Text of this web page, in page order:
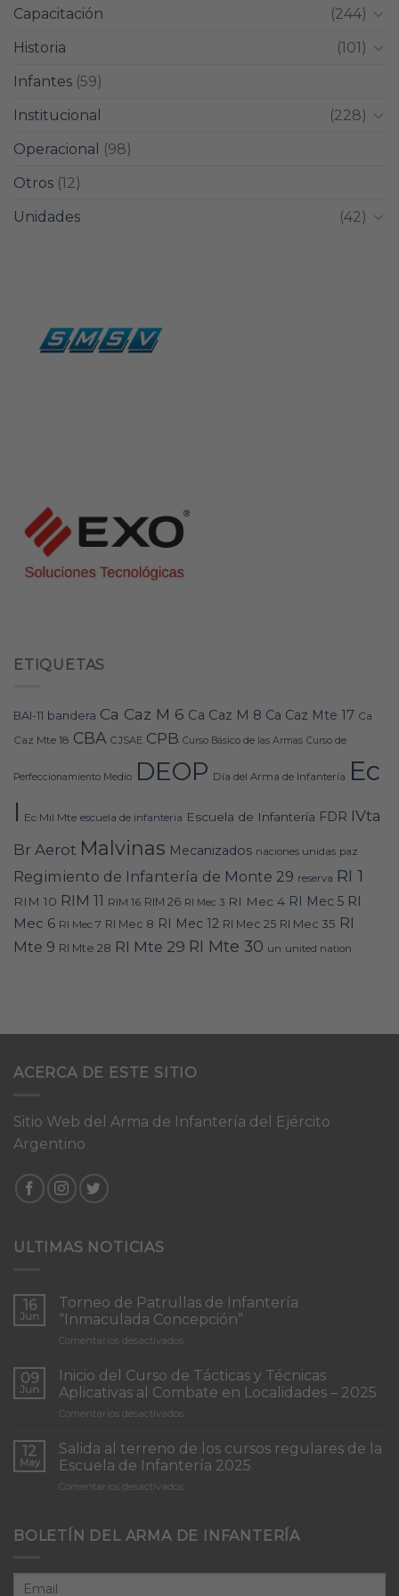
Capacitación
(244)
Historia
(101)
Infantes (59)
Institucional
(228)
Operacional
(98)
Otros (12)
Unidades
(42)
ETIQUETAS
BAI-11 bandera Ca Caz M 6 Ca Caz M 8 Ca Caz Mte 17 Ca
Caz Mte 18 CBA CJSAE CPB Curso Básico de las Armas Curso de
Perfeccionamiento Medio DEOP Día del Arma de Infantería Ec
I Ec Mil Mte escuela de infanteria Escuela de Infantería FDR IVta
Br Aerot Malvinas Mecanizados naciones unidas paz
Regimiento de Infantería de Monte 29 reserva RI 1
RIM 10 RIM 11 RIM 16 RIM 26 RI Mec 3 RI Mec 4 RI Mec 5 RI
Mec 6 RI Mec 7 RI Mec 8 RI Mec 12 RI Mec 25 RI Mec 35 RI
Mte 9 RI Mte 28 RI Mte 29 RI Mte 30 un united nation
ACERCA DE ESTE SITIO
Sitio Web del Arma de Infantería del Ejército
Argentino
ULTIMAS NOTICIAS
16
Jun
Torneo de Patrullas de Infantería
“Inmaculada Concepción”
Comentarios desactivados
Patrullas
de
Infantería
Concepción”
09
Jun
Inicio del Curso de Tácticas y Técnicas
Aplicativas al Combate en Localidades – 2025
Comentarios desactivados
del
Curso
de
Tácticas
Aplicativas
12
May
Salida al terreno de los cursos regulares de la
Escuela de Infantería 2025
Comentarios desactivados
terreno
cursos
BOLETÍN DEL ARMA DE INFANTERÍA